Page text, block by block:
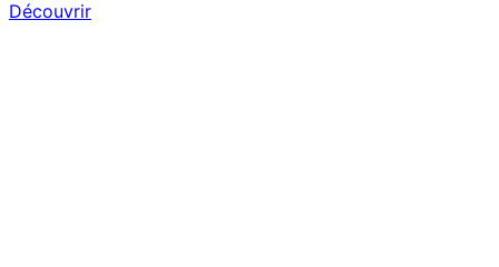
Découvrir